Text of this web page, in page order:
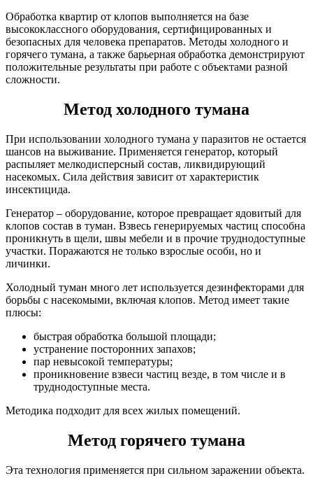
Обработка квартир от клопов выполняется на базе
высококлассного оборудования, сертифицированных и
безопасных для человека препаратов. Методы холодного и
горячего тумана, а также барьерная обработка демонстрируют
положительные результаты при работе с объектами разной
сложности.
Метод холодного тумана
При использовании холодного тумана у паразитов не остается
шансов на выживание. Применяется генератор, который
распыляет мелкодисперсный состав, ликвидирующий
насекомых. Сила действия зависит от характеристик
инсектицида.
Генератор – оборудование, которое превращает ядовитый для
клопов состав в туман. Взвесь генерируемых частиц способна
проникнуть в щели, швы мебели и в прочие труднодоступные
участки. Поражаются не только взрослые особи, но и
личинки.
Холодный туман много лет используется дезинфекторами для
борьбы с насекомыми, включая клопов. Метод имеет такие
плюсы:
быстрая обработка большой площади;
устранение посторонних запахов;
пар невысокой температуры;
проникновение взвеси частиц везде, в том числе и в
труднодоступные места.
Методика подходит для всех жилых помещений.
Метод горячего тумана
Эта технология применяется при сильном заражении объекта.